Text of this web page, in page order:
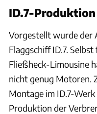
ID.7-
Vorgestellt wurde der
Flaggschiff ID.7.
Fließheck-Limousine
nicht genug Motoren.
Montage im ID.7-
Produktion der